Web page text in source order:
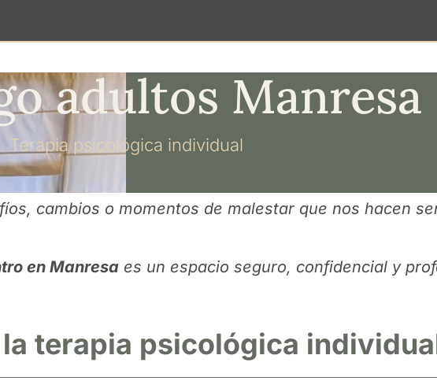
adultos Manresa
Terapia psicológica individual
cambios o momentos de malestar que nos hacen
en Manresa es un espacio seguro, confidencial y
terapia psicológica